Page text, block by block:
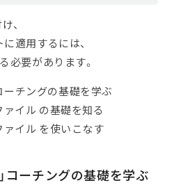
、
適用するには、
必要があります。
ーチングの基礎を学ぶ
イル の基礎を知る
イル を使いこなす
コーチングの基礎を学ぶ